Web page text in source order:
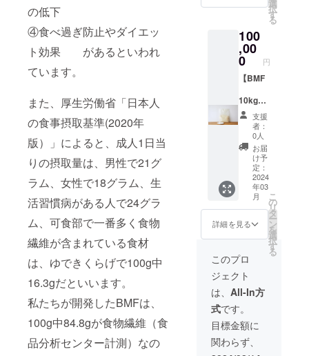
の低下
④食べ過ぎ防止やダイエッ
ト効果 があるといわれ
ています。
また、厚生労働省「日本人
の食事摂取基準(2020年
版）」によると、成人1日当
りの摂取量は、男性で21グ
ラム、女性で18グラム、生
活習慣病がある人で24グラ
ム、可食部で一番多く食物
繊維が含まれている食材
は、ゆできくらげで100g中
16.3gだといいます。
私たちが開発したBMFは、
100g中84.8gが食物繊維（食
品分析センター計測）なの
に小
成分、
くる
み、
アーモ
ンドを
含む）
※送料込
みの価
格で
す。 ※
写真は
イメー
ジで
す。
消費期
造日よ
り1か月
・原材
料：
■プレー
ンクッ
キー：
小麦粉
（小麦
（国
産））
、バ
ター、
砂糖
（きび
糖）、
ンド
プード
BMF、
牛乳、
岩塩
（一部
に小
麦、乳
、BMF
※送料込
格で
す。 ※
写真は
イメー
ジで
す。
BMFを
する抽
出水に
ハーブ
を混ぜ
て作っ
す。 ポ
ケット
サイズ
で持ち
運びに
も便利
です。
・内容
量：
BMF入
レーン
クッ
キー 4
個×6袋
BMF入
コクッ
キー
4個×6
袋
さい。
・内容
量：
BMF
1kg（1
袋） ・
サイ
ズ：約
41cm×
39cm
・保存
方法：
常温 ・
賞味期
限：6か
月（未
開封）
※送料込
格で
写真は
イメー
す。
入れた
ときの
違和感
もない
ので、
材の味
を損な
わず
に、簡
単に食
物繊維
を摂取
できま
す。 不
溶性の
ため、
様々な
わせて
お楽し
みくだ
さい。
・内容
量：
BMF
2kg（1
kg×2
と、
100％国
産小麦
のミッ
クス粉
です。
小麦粉
し、5%
のBMF
を配合
してい
ます。
BMFに
は、他
食材に
比べて
豊富に
食物繊
維が含
まれて
いるた
め、少
量で1日
に必要
な食物
繊維を
摂取す
ること
ができ
ます。
選
択
す
る
100
,00
0 円
【BMF
10kg】
竹を食
べられ
るよう
に、粉
砕・二
次加工
を施し
精製し
た竹の
パウ
ダーで
す。
BMFに
は、他
食材に
比べて
豊富に
食物繊
維が含
まれて
いるた
め、少
支援
者：
0人
お届
け予
定：
2024
年03
月
詳細を見る
こ
の
リ
タ
ー
ン
を
選
択
す
る
このプロ
ジェクト
は、 All-In方
式です。
目標金額に
関わらず、